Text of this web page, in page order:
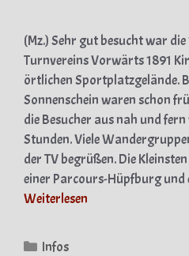
(Mz.) Sehr gut besucht war die
Turnvereins Vorwärts 1891
örtlichen Sportplatzgelände.
Sonnenschein waren schon
die Besucher aus nah und
Stunden. Viele
der TV begrüßen. Die
einer Parcours-Hüpfburg
Weiterlesen
Kategorien
Infos